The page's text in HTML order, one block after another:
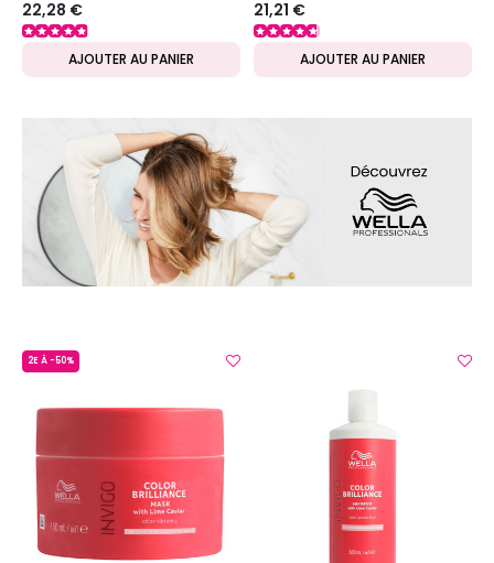
DISPONIBLES
22,28 €
AJOUTER AU PANIER
21,21 €
AJOUTER AU PANIER
2E À -50%